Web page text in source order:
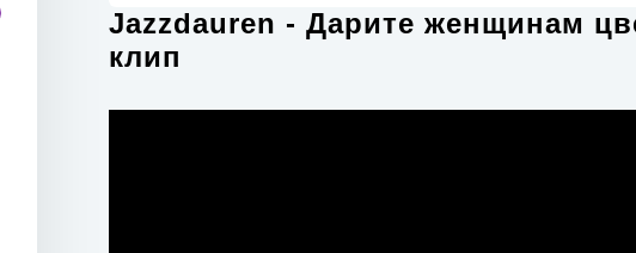
Jazzdauren - Дарите женщинам
клип